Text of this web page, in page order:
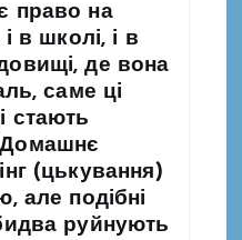
право на
в школі, і в
де вона
саме ці
стають
(цькування)
але подібні
руйнують